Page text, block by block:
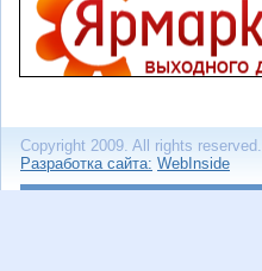
Copyright 2009. All rights reserved.
Разработка сайта: WebInside